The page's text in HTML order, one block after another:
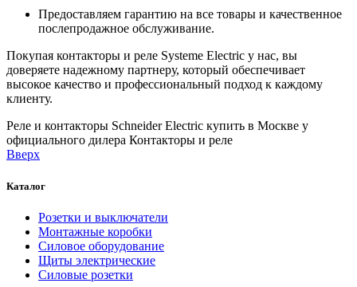
Предоставляем гарантию на все товары и качественное
послепродажное обслуживание.
Покупая контакторы и реле Systeme Electric у нас, вы
доверяете надежному партнеру, который обеспечивает
высокое качество и профессиональный подход к каждому
клиенту.
Реле и контакторы Schneider Electric купить в Москве у
официального дилера Контакторы и реле
Вверх
Каталог
Розетки и выключатели
Монтажные коробки
Силовое оборудование
Щиты электрические
Силовые розетки